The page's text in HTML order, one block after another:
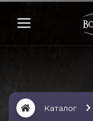
Каталог